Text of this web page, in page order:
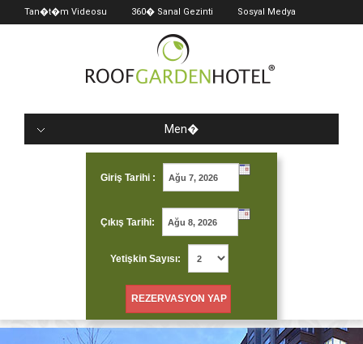
Tan�t�m Videosu 360� Sanal Gezinti Sosyal Medya
Men�
Giriş Tarihi :
Çıkış Tarihi:
Yetişkin Sayısı: